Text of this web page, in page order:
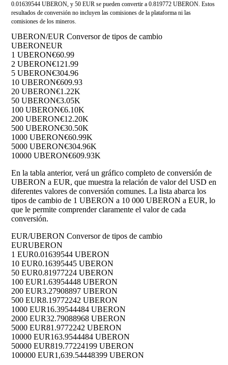
0.01639544 UBERON, y 50 EUR se pueden convertir a 0.819772 UBERON. Estos
resultados de conversión no incluyen las comisiones de la plataforma ni las
comisiones de los mineros.
UBERON/EUR Conversor de tipos de cambio
UBERONEUR
1 UBERON€60.99
2 UBERON€121.99
5 UBERON€304.96
10 UBERON€609.93
20 UBERON€1.22K
50 UBERON€3.05K
100 UBERON€6.10K
200 UBERON€12.20K
500 UBERON€30.50K
1000 UBERON€60.99K
5000 UBERON€304.96K
10000 UBERON€609.93K
En la tabla anterior, verá un gráfico completo de conversión de
UBERON a EUR, que muestra la relación de valor del USD en
diferentes valores de conversión comunes. La lista abarca los
tipos de cambio de 1 UBERON a 10 000 UBERON a EUR, lo
que le permite comprender claramente el valor de cada
conversión.
EUR/UBERON Conversor de tipos de cambio
EURUBERON
1 EUR0.01639544 UBERON
10 EUR0.16395445 UBERON
50 EUR0.81977224 UBERON
100 EUR1.63954448 UBERON
200 EUR3.27908897 UBERON
500 EUR8.19772242 UBERON
1000 EUR16.39544484 UBERON
2000 EUR32.79088968 UBERON
5000 EUR81.9772242 UBERON
10000 EUR163.9544484 UBERON
50000 EUR819.77224199 UBERON
100000 EUR1,639.54448399 UBERON